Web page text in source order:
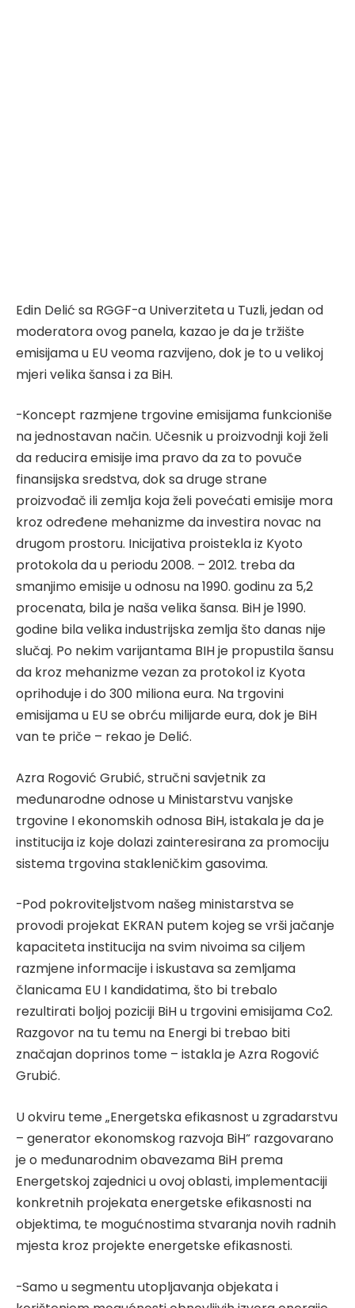
Edin Delić sa RGGF-a Univerziteta u Tuzli, jedan od
moderatora ovog panela, kazao je da je tržište
emisijama u EU veoma razvijeno, dok je to u velikoj
mjeri velika šansa i za BiH.
-Koncept razmjene trgovine emisijama funkcioniše
na jednostavan način. Učesnik u proizvodnji koji želi
da reducira emisije ima pravo da za to povuče
finansijska sredstva, dok sa druge strane
proizvođač ili zemlja koja želi povećati emisije mora
kroz određene mehanizme da investira novac na
drugom prostoru. Inicijativa proistekla iz Kyoto
protokola da u periodu 2008. – 2012. treba da
smanjimo emisije u odnosu na 1990. godinu za 5,2
procenata, bila je naša velika šansa. BiH je 1990.
godine bila velika industrijska zemlja što danas nije
slučaj. Po nekim varijantama BIH je propustila šansu
da kroz mehanizme vezan za protokol iz Kyota
oprihoduje i do 300 miliona eura. Na trgovini
emisijama u EU se obrću milijarde eura, dok je BiH
van te priče – rekao je Delić.
Azra Rogović Grubić, stručni savjetnik za
međunarodne odnose u Ministarstvu vanjske
trgovine I ekonomskih odnosa BiH, istakala je da je
institucija iz koje dolazi zainteresirana za promociju
sistema trgovina stakleničkim gasovima.
-Pod pokroviteljstvom našeg ministarstva se
provodi projekat EKRAN putem kojeg se vrši jačanje
kapaciteta institucija na svim nivoima sa ciljem
razmjene informacije i iskustava sa zemljama
članicama EU I kandidatima, što bi trebalo
rezultirati boljoj poziciji BiH u trgovini emisijama Co2.
Razgovor na tu temu na Energi bi trebao biti
značajan doprinos tome – istakla je Azra Rogović
Grubić.
U okviru teme „Energetska efikasnost u zgradarstvu
– generator ekonomskog razvoja BiH“ razgovarano
je o međunarodnim obavezama BiH prema
Energetskoj zajednici u ovoj oblasti, implementaciji
konkretnih projekata energetske efikasnosti na
objektima, te mogućnostima stvaranja novih radnih
mjesta kroz projekte energetske efikasnosti.
-Samo u segmentu utopljavanja objekata i